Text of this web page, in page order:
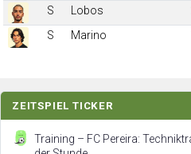
S
Lobos
S
Marino
ZEITSPIEL TICKER
Training – FC Pereira: